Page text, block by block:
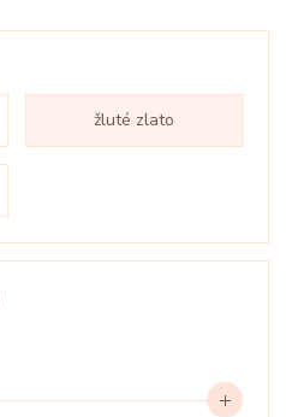
žluté zlato